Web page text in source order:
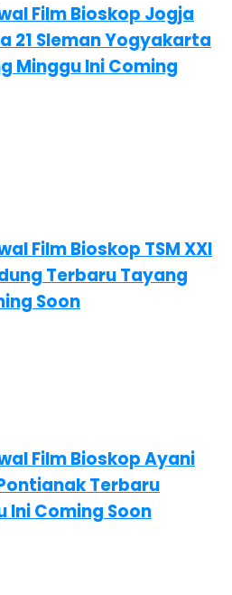
Film Bioskop Jogja
21 Sleman Yogyakarta
Minggu Ini Coming
Film Bioskop TSM XXI
Terbaru Tayang
Soon
Film Bioskop Ayani
Terbaru
Ini Coming Soon